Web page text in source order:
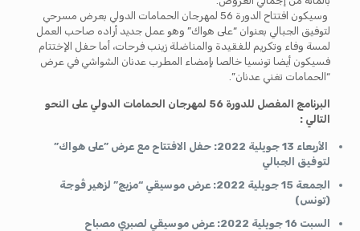
وسيكون افتتاح الدورة 56 لمهرجان الحمامات الدولي بعرض مسرحي
لتوفيق الجبالي بعنوان “على هواك” وهو عمل جديد أراده صاحب العمل
لمسة وفاء وتكريم للفقيدة والمناضلة زينب فرحات، أما حفل الإختتام
فسيكون أيضا تونسيا خالصا بإمضاء المطرب عدنان الشواشي في عرض
“الحمامات تغني عدنان”.
البرنامج المفصل للدورة 56 لمهرجان الحمامات الدولي على النحو
التالي :
الأربعاء 13 جويلية 2022: حفل الافتتاح مع عرض ”على هواك”
لتوفيق الجبالي
الجمعة 15 جويلية 2022: عرض موسيقي “مزيج” لزهير ڤوجة
(تونس)
السبت 16 جويلية 2022: عرض موسيقي لصبري مصباح